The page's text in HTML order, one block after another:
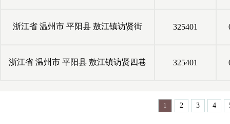
浙江省 温州市 平阳县 敖江镇访贤街 325401
浙江省 温州市 平阳县 敖江镇访贤四巷 325401
1 2 3 4